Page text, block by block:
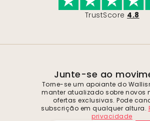
TrustScore 4.8
Junte-se ao
Torne-se um apoiante do
manter atualizado sobre novos
ofertas exclusivas. Pode
subscrição em qualquer altura.
privacidade